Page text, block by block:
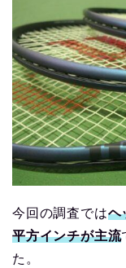
今回の調査ではヘ
平方インチが主流
た。